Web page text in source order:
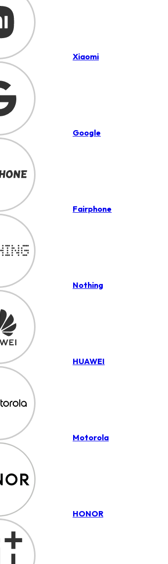
Xiaomi
Google
Fairphone
Nothing
HUAWEI
Motorola
HONOR